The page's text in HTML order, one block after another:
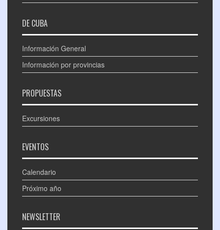
DE CUBA
Información General
Información por provincias
PROPUESTAS
Excursiones
EVENTOS
Calendario
Próximo año
NEWSLETTER